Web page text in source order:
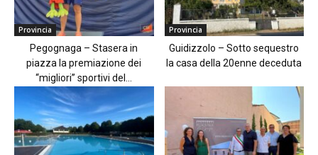
Provincia
Pegognaga – Stasera in
piazza la premiazione dei
“migliori” sportivi del...
Provincia
Guidizzolo – Sotto sequestro
la casa della 20enne deceduta